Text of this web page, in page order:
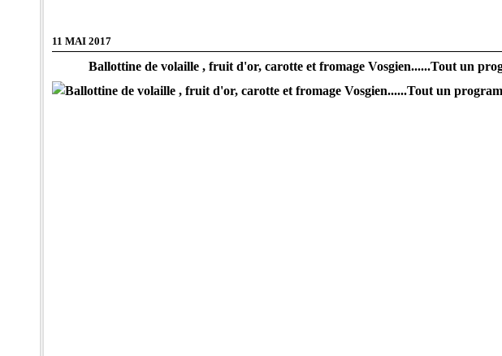
11 MAI 2017
Ballottine de volaille , fruit d'or, carotte et fromage Vosgien......Tout un